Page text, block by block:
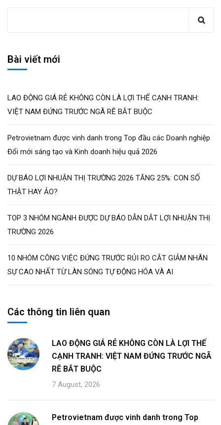
Bài viết mới
LAO ĐỘNG GIÁ RẺ KHÔNG CÒN LÀ LỢI THẾ CẠNH TRANH:
VIỆT NAM ĐỨNG TRƯỚC NGÃ RẼ BẮT BUỘC
Petrovietnam được vinh danh trong Top đầu các Doanh nghiệp
Đổi mới sáng tạo và Kinh doanh hiệu quả 2026
DỰ BÁO LỢI NHUẬN THỊ TRƯỜNG 2026 TĂNG 25%: CON SỐ
THẬT HAY ẢO?
TOP 3 NHÓM NGÀNH ĐƯỢC DỰ BÁO DẪN DẮT LỢI NHUẬN THỊ
TRƯỜNG 2026
10 NHÓM CÔNG VIỆC ĐỨNG TRƯỚC RỦI RO CẮT GIẢM NHÂN
SỰ CAO NHẤT TỪ LÀN SÓNG TỰ ĐỘNG HÓA VÀ AI
Các thông tin liên quan
LAO ĐỘNG GIÁ RẺ KHÔNG CÒN LÀ LỢI THẾ
CẠNH TRANH: VIỆT NAM ĐỨNG TRƯỚC NGÃ
RẼ BẮT BUỘC
7 August, 2026
Petrovietnam được vinh danh trong Top